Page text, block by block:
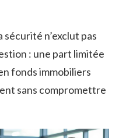
n’exclut pas
: une part limitée
fonds immobiliers
sans compromettre